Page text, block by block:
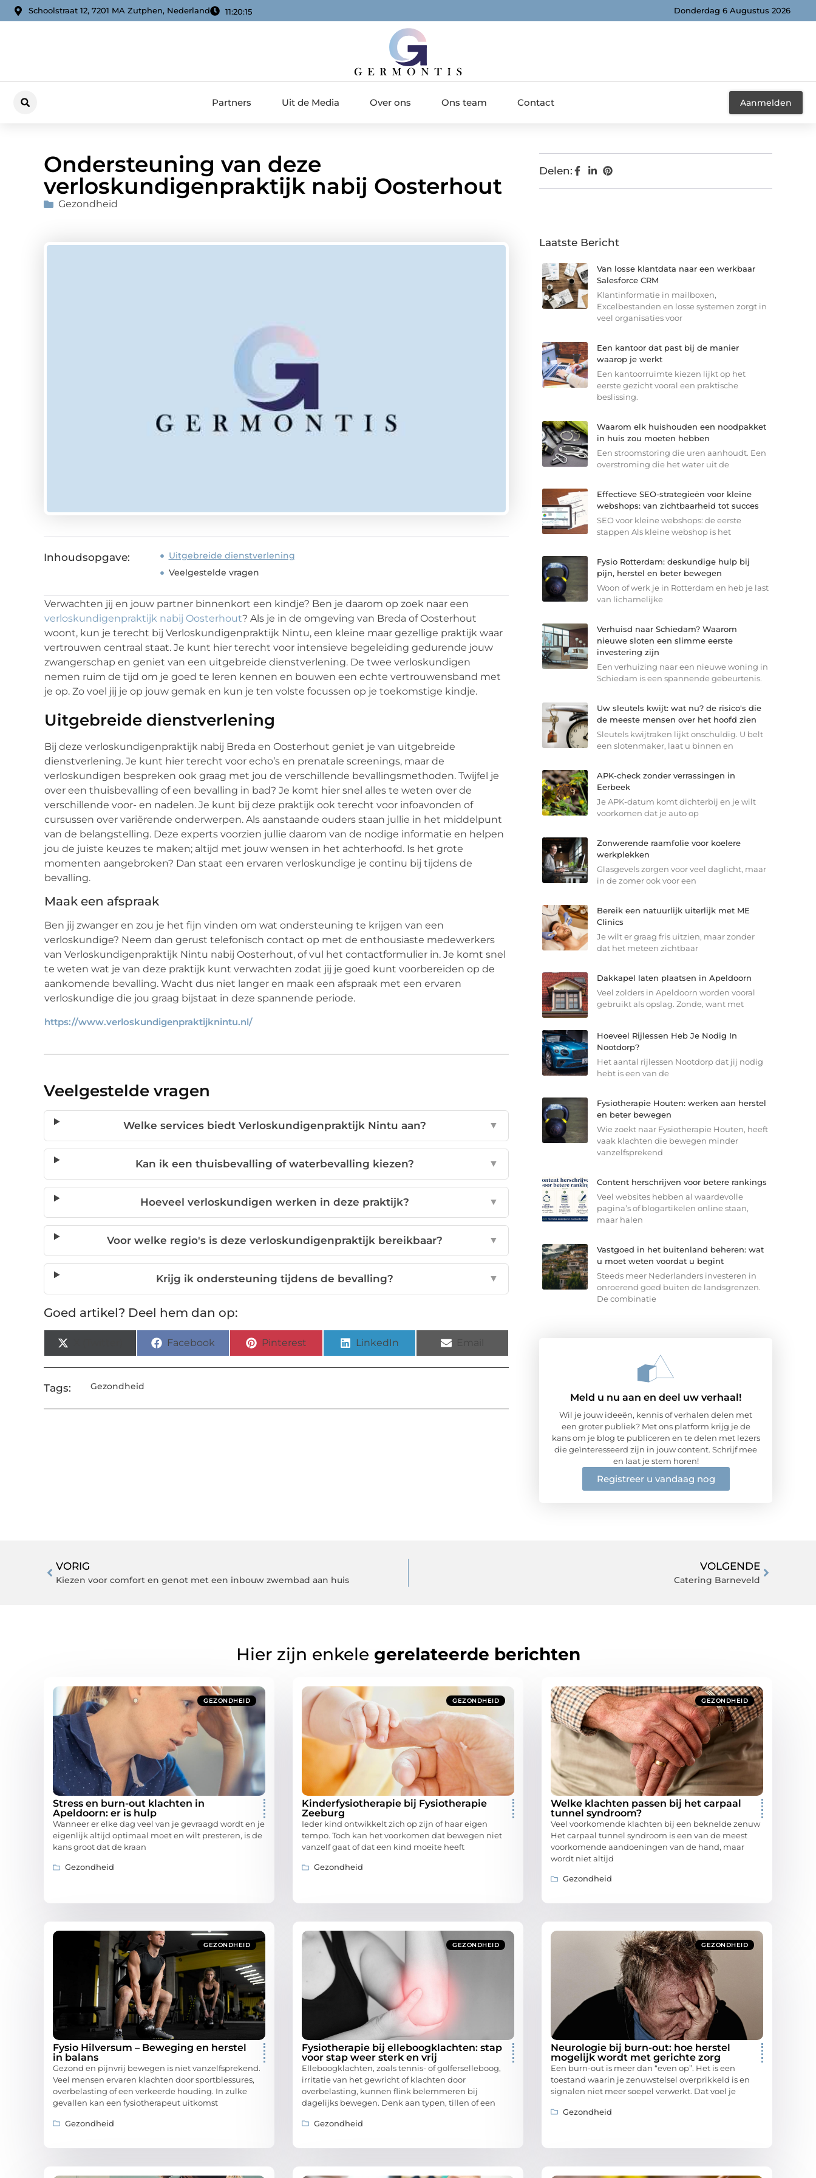
Schoolstraat 12, 7201 MA Zutphen, Nederland 11:20:16 Donderdag 6 Augustus 2026
Partners Uit de Media Over ons Ons team Contact Aanmelden
Ondersteuning van deze
verloskundigenpraktijk nabij Oosterhout
Gezondheid
Inhoudsopgave:
Uitgebreide dienstverlening
Veelgestelde vragen
Verwachten jij en jouw partner binnenkort een kindje? Ben je daarom op zoek naar een
verloskundigenpraktijk nabij Oosterhout? Als je in de omgeving van Breda of Oosterhout
woont, kun je terecht bij Verloskundigenpraktijk Nintu, een kleine maar gezellige praktijk waar
vertrouwen centraal staat. Je kunt hier terecht voor intensieve begeleiding gedurende jouw
zwangerschap en geniet van een uitgebreide dienstverlening. De twee verloskundigen
nemen ruim de tijd om je goed te leren kennen en bouwen een echte vertrouwensband met
je op. Zo voel jij je op jouw gemak en kun je ten volste focussen op je toekomstige kindje.
Uitgebreide dienstverlening
Bij deze verloskundigenpraktijk nabij Breda en Oosterhout geniet je van uitgebreide
dienstverlening. Je kunt hier terecht voor echo’s en prenatale screenings, maar de
verloskundigen bespreken ook graag met jou de verschillende bevallingsmethoden. Twijfel je
over een thuisbevalling of een bevalling in bad? Je komt hier snel alles te weten over de
verschillende voor- en nadelen. Je kunt bij deze praktijk ook terecht voor infoavonden of
cursussen over variërende onderwerpen. Als aanstaande ouders staan jullie in het middelpunt
van de belangstelling. Deze experts voorzien jullie daarom van de nodige informatie en helpen
jou de juiste keuzes te maken; altijd met jouw wensen in het achterhoofd. Is het grote
momenten aangebroken? Dan staat een ervaren verloskundige je continu bij tijdens de
bevalling.
Maak een afspraak
Ben jij zwanger en zou je het fijn vinden om wat ondersteuning te krijgen van een
verloskundige? Neem dan gerust telefonisch contact op met de enthousiaste medewerkers
van Verloskundigenpraktijk Nintu nabij Oosterhout, of vul het contactformulier in. Je komt snel
te weten wat je van deze praktijk kunt verwachten zodat jij je goed kunt voorbereiden op de
aankomende bevalling. Wacht dus niet langer en maak een afspraak met een ervaren
verloskundige die jou graag bijstaat in deze spannende periode.
https://www.verloskundigenpraktijknintu.nl/
Veelgestelde vragen
Welke services biedt Verloskundigenpraktijk Nintu aan? ▼
Kan ik een thuisbevalling of waterbevalling kiezen? ▼
Hoeveel verloskundigen werken in deze praktijk? ▼
Voor welke regio's is deze verloskundigenpraktijk bereikbaar? ▼
Krijg ik ondersteuning tijdens de bevalling? ▼
Goed artikel? Deel hem dan op:
Facebook Pinterest LinkedIn
Tags: Gezondheid
Delen:
Laatste Bericht
Van losse klantdata naar een werkbaar
Salesforce CRM
Klantinformatie in mailboxen,
Excelbestanden en losse systemen zorgt in
veel organisaties voor
Een kantoor dat past bij de manier
waarop je werkt
Een kantoorruimte kiezen lijkt op het
eerste gezicht vooral een praktische
beslissing.
Waarom elk huishouden een noodpakket
in huis zou moeten hebben
Een stroomstoring die uren aanhoudt. Een
overstroming die het water uit de
Effectieve SEO-strategieën voor kleine
webshops: van zichtbaarheid tot succes
SEO voor kleine webshops: de eerste
stappen Als kleine webshop is het
Fysio Rotterdam: deskundige hulp bij
pijn, herstel en beter bewegen
Woon of werk je in Rotterdam en heb je last
van lichamelijke
Verhuisd naar Schiedam? Waarom
nieuwe sloten een slimme eerste
investering zijn
Een verhuizing naar een nieuwe woning in
Schiedam is een spannende gebeurtenis.
Uw sleutels kwijt: wat nu? de risico's die
de meeste mensen over het hoofd zien
Sleutels kwijtraken lijkt onschuldig. U belt
een slotenmaker, laat u binnen en
APK-check zonder verrassingen in
Eerbeek
Je APK-datum komt dichterbij en je wilt
voorkomen dat je auto op
Zonwerende raamfolie voor koelere
werkplekken
Glasgevels zorgen voor veel daglicht, maar
in de zomer ook voor een
Bereik een natuurlijk uiterlijk met ME
Clinics
Je wilt er graag fris uitzien, maar zonder
dat het meteen zichtbaar
Dakkapel laten plaatsen in Apeldoorn
Veel zolders in Apeldoorn worden vooral
gebruikt als opslag. Zonde, want met
Hoeveel Rijlessen Heb Je Nodig In
Nootdorp?
Het aantal rijlessen Nootdorp dat jij nodig
hebt is een van de
Fysiotherapie Houten: werken aan herstel
en beter bewegen
Wie zoekt naar Fysiotherapie Houten, heeft
vaak klachten die bewegen minder
vanzelfsprekend
Content herschrijven voor betere rankings
Veel websites hebben al waardevolle
pagina’s of blogartikelen online staan,
maar halen
Vastgoed in het buitenland beheren: wat
u moet weten voordat u begint
Steeds meer Nederlanders investeren in
onroerend goed buiten de landsgrenzen.
De combinatie
Meld u nu aan en deel uw verhaal!
Wil je jouw ideeën, kennis of verhalen delen met
een groter publiek? Met ons platform krijg je de
kans om je blog te publiceren en te delen met lezers
die geïnteresseerd zijn in jouw content. Schrijf mee
en laat je stem horen!
Registreer u vandaag nog
VORIG
Kiezen voor comfort en genot met een inbouw zwembad aan huis
VOLGENDE
Catering Barneveld
Hier zijn enkele gerelateerde berichten
GEZONDHEID
Stress en burn-out klachten in
Apeldoorn: er is hulp
Wanneer er elke dag veel van je gevraagd wordt en je
eigenlijk altijd optimaal moet en wilt presteren, is de
kans groot dat de kraan
Gezondheid
GEZONDHEID
Kinderfysiotherapie bij Fysiotherapie
Zeeburg
Ieder kind ontwikkelt zich op zijn of haar eigen
tempo. Toch kan het voorkomen dat bewegen niet
vanzelf gaat of dat een kind moeite heeft
Gezondheid
GEZONDHEID
Welke klachten passen bij het carpaal
tunnel syndroom?
Veel voorkomende klachten bij een beknelde zenuw
Het carpaal tunnel syndroom is een van de meest
voorkomende aandoeningen van de hand, maar
wordt niet altijd
Gezondheid
GEZONDHEID
Fysio Hilversum – Beweging en herstel
in balans
Gezond en pijnvrij bewegen is niet vanzelfsprekend.
Veel mensen ervaren klachten door sportblessures,
overbelasting of een verkeerde houding. In zulke
gevallen kan een fysiotherapeut uitkomst
Gezondheid
GEZONDHEID
Fysiotherapie bij elleboogklachten: stap
voor stap weer sterk en vrij
Elleboogklachten, zoals tennis- of golferselleboog,
irritatie van het gewricht of klachten door
overbelasting, kunnen flink belemmeren bij
dagelijks bewegen. Denk aan typen, tillen of een
Gezondheid
GEZONDHEID
Neurologie bij burn-out: hoe herstel
mogelijk wordt met gerichte zorg
Een burn-out is meer dan “even op”. Het is een
toestand waarin je zenuwstelsel overprikkeld is en
signalen niet meer soepel verwerkt. Dat voel je
Gezondheid